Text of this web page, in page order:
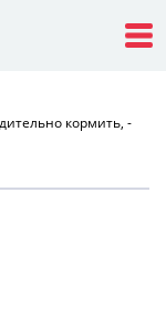
кормить, -